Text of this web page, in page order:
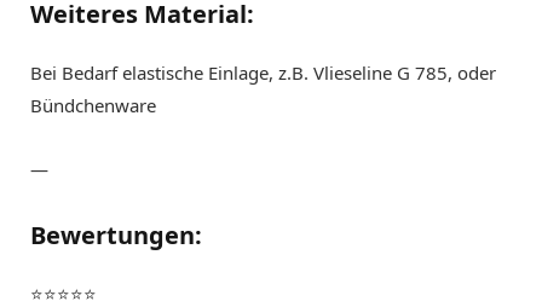
Weiteres Material:
Bei Bedarf elastische Einlage, z.B. Vlieseline G 785, oder
Bündchenware
—
Bewertungen:
⭐️⭐️⭐️⭐️⭐️